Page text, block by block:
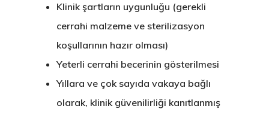
Klinik şartların uygunluğu (gerekli
cerrahi malzeme ve sterilizasyon
koşullarının hazır olması)
Yeterli cerrahi becerinin gösterilmesi
Yıllara ve çok sayıda vakaya bağlı
olarak, klinik güvenilirliği kanıtlanmış